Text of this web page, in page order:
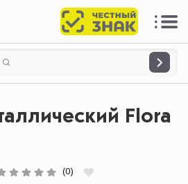
Flora
(0)